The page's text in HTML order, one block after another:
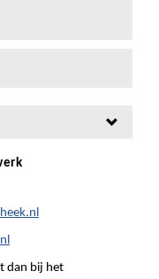
dan bij het